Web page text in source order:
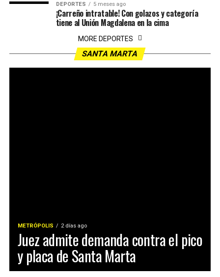
DEPORTES 5 meses ago
¡Carreño intratable! Con golazos y categoría
tiene al Unión Magdalena en la cima
MORE DEPORTES
SANTA MARTA
METRÓPOLIS 2 días ago
Juez admite demanda contra el pico
y placa de Santa Marta